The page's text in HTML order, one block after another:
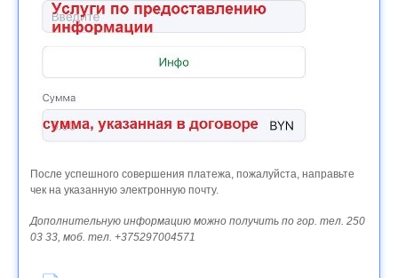
После успешного совершения платежа, пожалуйста, направьте
чек на указанную электронную почту.
Дополнительную информацию можно получить по гор. тел. 250
03 33, моб. тел. +375297004571